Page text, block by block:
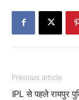
Previous article
IPL से पहले रायपुर